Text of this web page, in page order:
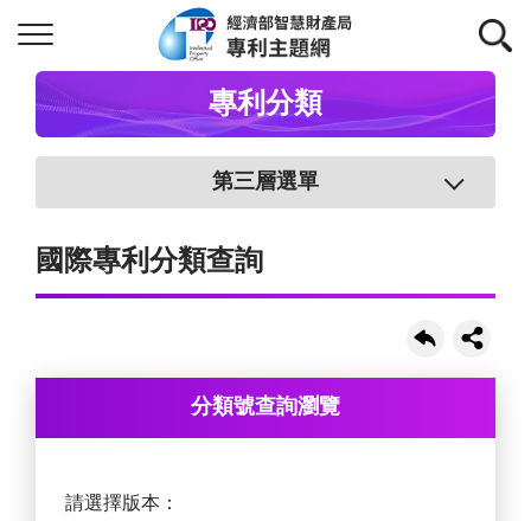
專利分類
第三層選單
國際專利分類查詢
分類號查詢瀏覽
請選擇版本：